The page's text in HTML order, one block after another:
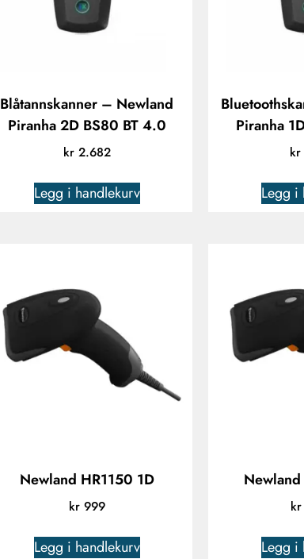
Blåtannskanner – Newland
Piranha 2D BS80 BT 4.0
kr2.682
Legg i handlekurv
Piranha
kr
Legg i
Newland HR1150 1D
kr999
Legg i handlekurv
kr
Legg i